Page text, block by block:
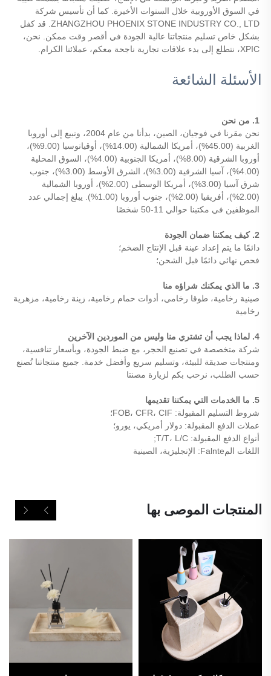
XPIC، نتطلع إلى بدء علاقات تجارية ناجحة معكم، عملائنا الكرام.
الأسئلة الشائعة
1. من نحن
الموظفين في مكتبنا حوالي 11-50 شخصًا
2. كيف يمكننا ضمان الجودة
دائمًا ما يتم إعداد عينة قبل الإنتاج الضخم؛
فحص نهائي دائمًا قبل الشحن؛
3. ما الذي يمكنك شراؤه منا
رخامية
4. لماذا يجب أن تشتري منا وليس من الموردين الآخرين
حسب الطلب، نرحب بكم لزيارة مصنتا
5. ما الخدمات التي يمكننا تقديمها
شروط التسليم المقبولة: FOB، CFR، CIF؛
عملات الدفع المقبولة: دولار أمريكي، يورو؛
أنواع الدفع المقبولة: T/T، L/C;
اللغات المFalnte: الإنجليزية، الصينية
المنتجات الموصى بها